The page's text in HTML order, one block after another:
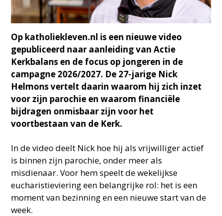
Op katholiekleven.nl is een nieuwe video
gepubliceerd naar aanleiding van Actie
Kerkbalans en de focus op jongeren in de
campagne 2026/2027. De 27-jarige Nick
Helmons vertelt daarin waarom hij zich inzet
voor zijn parochie en waarom financiële
bijdragen onmisbaar zijn voor het
voortbestaan van de Kerk.
In de video deelt Nick hoe hij als vrijwilliger actief
is binnen zijn parochie, onder meer als
misdienaar. Voor hem speelt de wekelijkse
eucharistieviering een belangrijke rol: het is een
moment van bezinning en een nieuwe start van de
week.